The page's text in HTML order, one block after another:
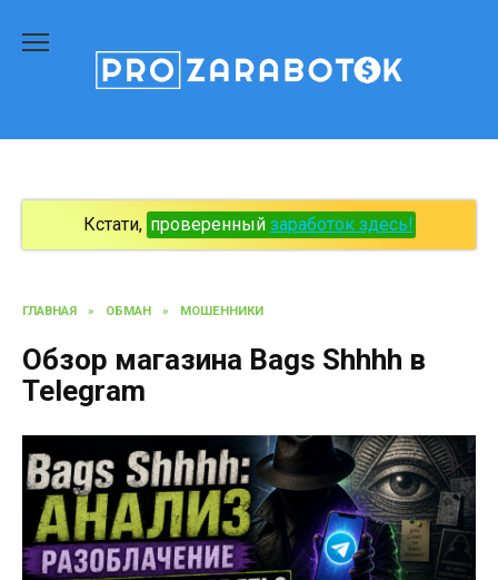
содержанию
Кстати, проверенный заработок здесь!
ГЛАВНАЯ » ОБМАН » МОШЕННИКИ
Обзор магазина Bags Shhhh в
Telegram